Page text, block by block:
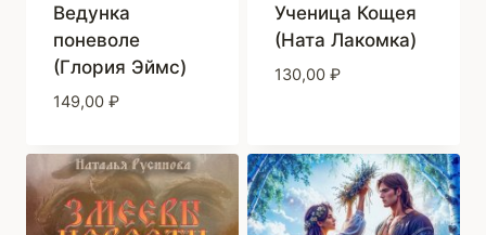
Ведунка
поневоле
(Глория Эймс)
149,00 ₽
Ученица Кощея
(Ната Лакомка)
130,00 ₽